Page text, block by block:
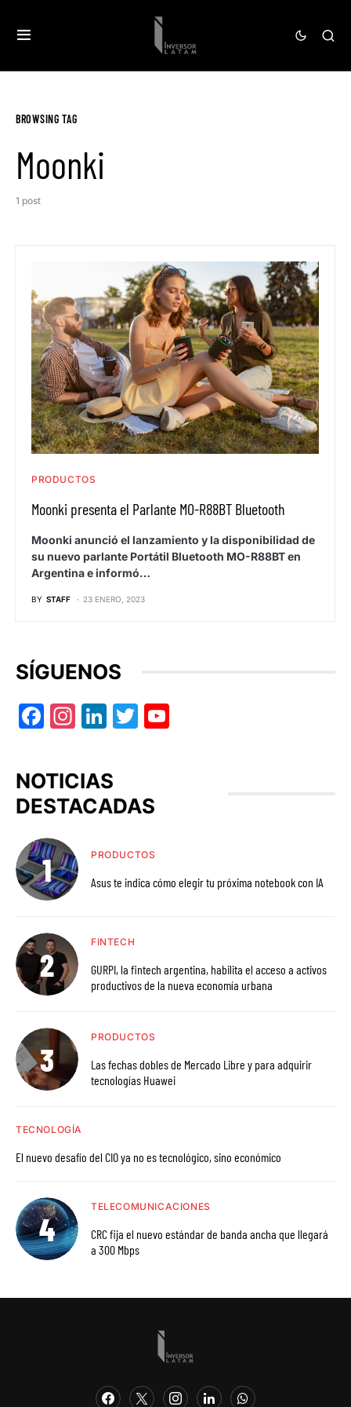
BROWSING TAG
Moonki
1 post
PRODUCTOS
Moonki presenta el Parlante MO-R88BT Bluetooth
Moonki anunció el lanzamiento y la disponibilidad de
su nuevo parlante Portátil Bluetooth MO-R88BT en
Argentina e informó…
BY STAFF 23 ENERO, 2023
SÍGUENOS
Facebook
Instagram
LinkedIn
Twitter
NOTICIAS
DESTACADAS
PRODUCTOS
Asus te indica cómo elegir tu próxima notebook con IA
FINTECH
GURPI, la fintech argentina, habilita el acceso a activos
productivos de la nueva economía urbana
PRODUCTOS
Las fechas dobles de Mercado Libre y para adquirir
tecnologías Huawei
TECNOLOGÍA
El nuevo desafío del CIO ya no es tecnológico, sino económico
TELECOMUNICACIONES
CRC fija el nuevo estándar de banda ancha que llegará
a 300 Mbps